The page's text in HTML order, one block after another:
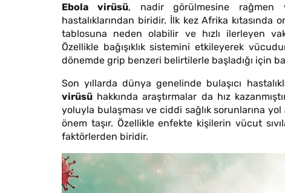
Ebola virüsü, nadir görülmesine rağmen
hastalıklarından biridir. İlk kez Afrika kıtasında
tablosuna neden olabilir ve hızlı ilerleyen
Özellikle bağışıklık sistemini etkileyerek
dönemde grip benzeri belirtilerle başladığı için
Son yıllarda dünya genelinde bulaşıcı
virüsü hakkında araştırmalar da hız
yoluyla bulaşması ve ciddi sağlık sorunlarına
önem taşır. Özellikle enfekte kişilerin vücut
faktörlerden biridir.